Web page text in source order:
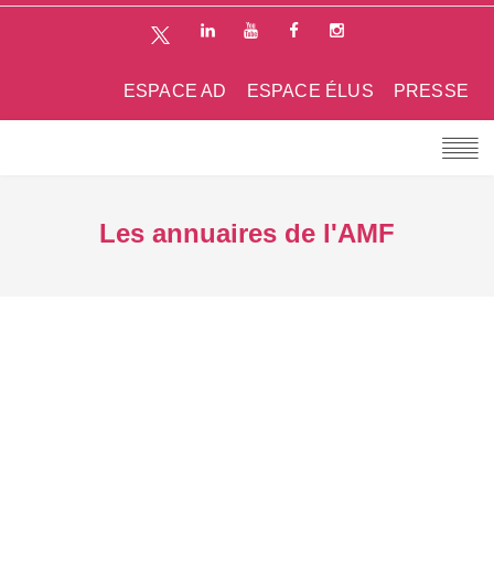
PRESSE
ESPACE ÉLUS
ESPACE AD
Les annuaires de l'AMF